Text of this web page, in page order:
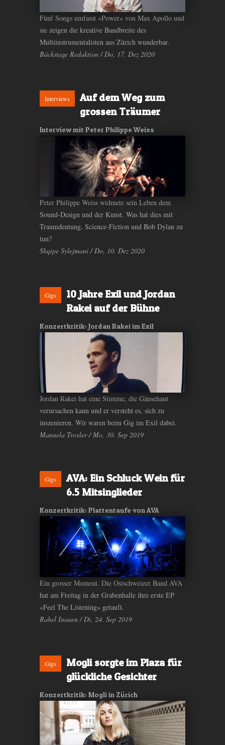
Fünf Songs umfasst «Power» von Max Apollo und
sie zeigen die kreative Bandbreite des
Multiinstrumentalisten aus Zürich wunderbar.
Bäckstage Redaktion / Do, 17. Dez 2020
Interviews
Auf dem Weg zum
grossen Träumer
Interview mit Peter Philippe Weiss
Peter Philippe Weiss widmete sein Leben dem
Sound-Design und der Kunst. Was hat dies mit
Traumdeutung, Science-Fiction und Bob Dylan zu
tun?
Shqipe Sylejmani / Do, 10. Dez 2020
Gigs
10 Jahre Exil und Jordan
Rakei auf der Bühne
Konzertkritik: Jordan Rakei im Exil
Jordan Rakei hat eine Stimme, die Gänsehaut
verursachen kann und er versteht es, sich zu
inszenieren. Wir waren beim Gig im Exil dabei.
Manuela Troxler / Mo, 30. Sep 2019
Gigs
AVA: Ein Schluck Wein für
6.5 Mitsinglieder
Konzertkritik: Plattentaufe von AVA
Ein grosser Moment. Die Ostschweizer Band AVA
hat am Freitag in der Grabenhalle ihre erste EP
«Feel The Listening» getauft.
Rahel Inauen / Di, 24. Sep 2019
Gigs
Mogli sorgte im Plaza für
glückliche Gesichter
Konzertkritik: Mogli in Zürich